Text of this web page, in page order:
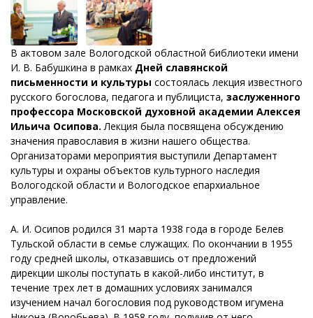
В актовом зале Вологодской областной библиотеки имени
И. В. Бабушкина в рамках Дней славянской
письменности и культуры состоялась лекция известного
русского богослова, педагога и публициста, заслуженного
профессора Московской духовной академии Алексея
Ильича Осипова.Лекция была посвящена обсуждению
значения православия в жизни нашего общества.
Организаторами мероприятия выступили Департамент
культуры и охраны объектов культурного наследия
Вологодской области и Вологодское епархиальное
управление.
А. И. Осипов родился 31 марта 1938 года в городе Белев
Тульской области в семье служащих. По окончании в 1955
году средней школы, отказавшись от предложений
дирекции школы поступать в какой-либо институт, в
течение трех лет в домашних условиях занимался
изучением начал богословия под руководством игумена